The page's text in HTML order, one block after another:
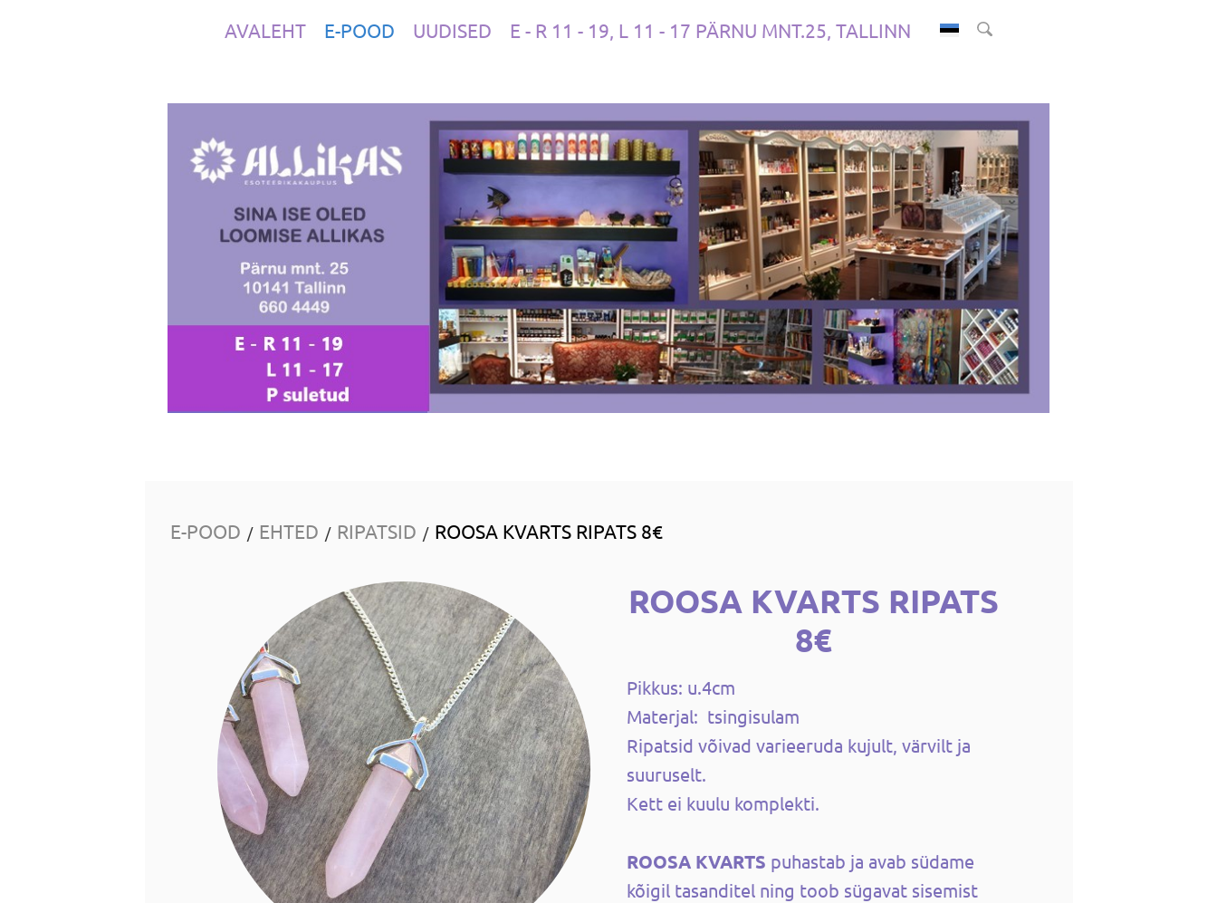
AVALEHT E-POOD UUDISED E - R 11 - 19, L 11 - 17 PÄRNU MNT.25, TALLINN
E-POOD / EHTED / RIPATSID / ROOSA KVARTS RIPATS 8€
ROOSA KVARTS RIPATS
8€
Pikkus: u.4cm
Materjal: tsingisulam
Ripatsid võivad varieeruda kujult, värvilt ja
suuruselt.
Kett ei kuulu komplekti.
ROOSA KVARTS puhastab ja avab südame
kõigil tasanditel ning toob sügavat sisemist